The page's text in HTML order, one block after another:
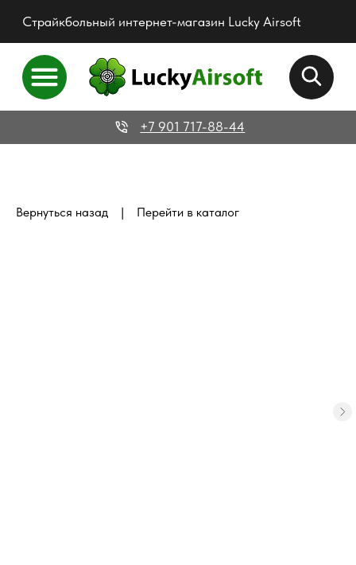
Страйкбольный интернет-магазин Lucky Airsoft
+7 901 717-88-44
Вернуться назад | Перейти в каталог